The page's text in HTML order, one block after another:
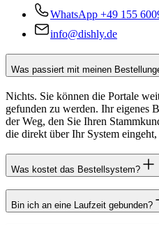
WhatsApp +49 155
info@dishly.de
Was passiert mit meinen
Nichts. Sie können die Portale
gefunden zu werden. Ihr eigenes
der Weg, den Sie Ihren
die direkt über Ihr System
Was kostet das Bestellsystem?
Bin ich an eine Laufzeit gebunden?